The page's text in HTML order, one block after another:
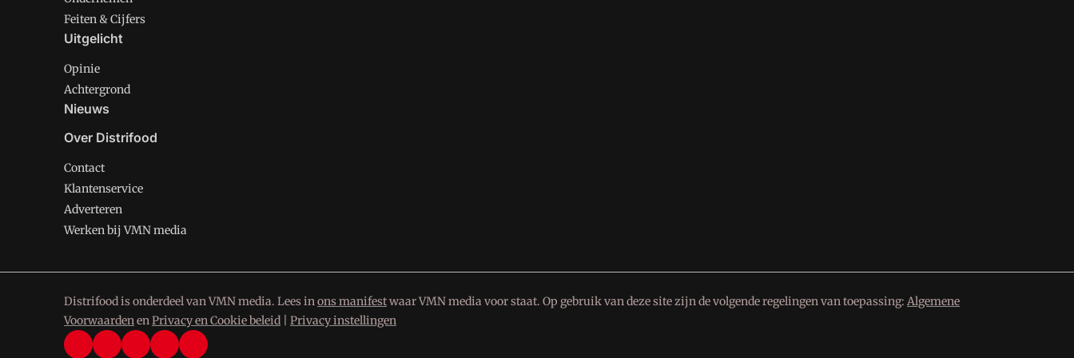
Feiten & Cijfers
Uitgelicht
Opinie
Achtergrond
Nieuws
Over Distrifood
Contact
Klantenservice
Adverteren
Werken bij VMN media
Distrifood is onderdeel van VMN media. Lees inons manifestwaar VMN media voor staat. Op gebruik van deze site zijn de volgende regelingen van toepassing: Algemene
VoorwaardenenPrivacy en Cookie beleid Privacy instellingen